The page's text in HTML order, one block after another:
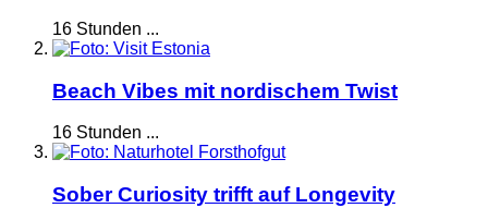
16 Stunden ...
Beach Vibes mit nordischem Twist
16 Stunden ...
Sober Curiosity trifft auf Longevity